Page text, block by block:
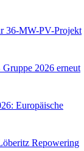
36-MW-PV-Projekt
2026 erneut
Europäische
Repowering